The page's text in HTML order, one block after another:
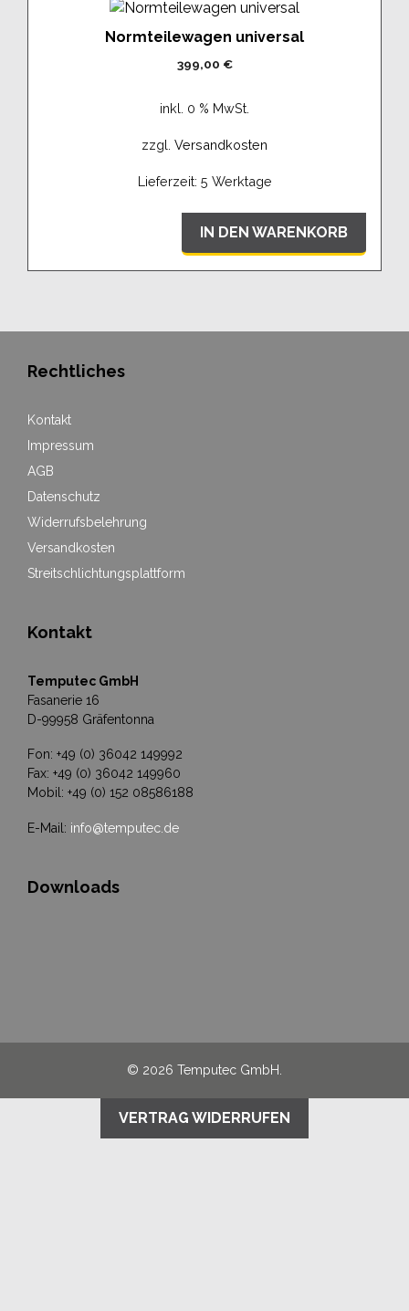
Normteilewagen universal
399,00 €
inkl. 0 % MwSt.
zzgl. Versandkosten
Lieferzeit: 5 Werktage
IN DEN WARENKORB
Rechtliches
Kontakt
Impressum
AGB
Datenschutz
Widerrufsbelehrung
Versandkosten
Streitschlichtungsplattform
Kontakt
Temputec GmbH
Fasanerie 16
D-99958 Gräfentonna
Fon: +49 (0) 36042 149992
Fax: +49 (0) 36042 149960
Mobil: +49 (0) 152 08586188
E-Mail: info@temputec.de
Downloads
© 2026 Temputec GmbH.
VERTRAG WIDERRUFEN